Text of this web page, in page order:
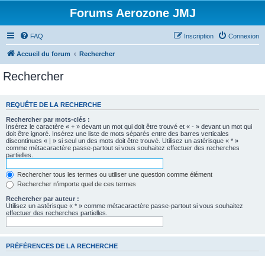
Forums Aerozone JMJ
FAQ Connexion
Inscription
Accueil du forum Rechercher
Rechercher
REQUÊTE DE LA RECHERCHE
Rechercher par mots-clés :
Insérez le caractère « + » devant un mot qui doit être trouvé et « - » devant un mot qui
doit être ignoré. Insérez une liste de mots séparés entre des barres verticales
discontinues « | » si seul un des mots doit être trouvé. Utilisez un astérisque « * »
comme métacaractère passe-partout si vous souhaitez effectuer des recherches
partielles.
Rechercher tous les termes ou utiliser une question comme élément
Rechercher n’importe quel de ces termes
Rechercher par auteur :
Utilisez un astérisque « * » comme métacaractère passe-partout si vous souhaitez
effectuer des recherches partielles.
PRÉFÉRENCES DE LA RECHERCHE